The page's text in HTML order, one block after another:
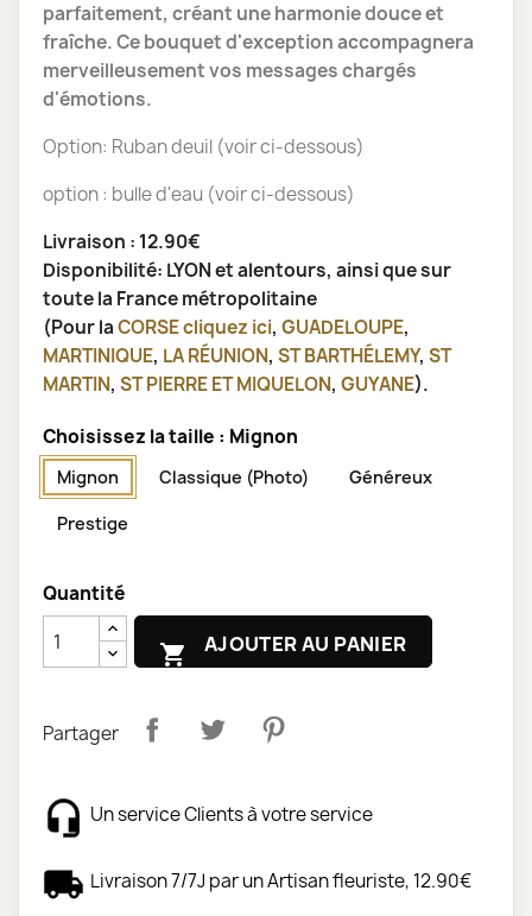
parfaitement, créant une harmonie douce et
fraîche. Ce bouquet d'exception accompagnera
merveilleusement vos messages chargés
d'émotions.
Option: Ruban deuil (voir ci-dessous)
option : bulle d'eau (voir ci-dessous)
Livraison : 12.90€
Disponibilité: LYON et alentours, ainsi que sur
toute la France métropolitaine
(Pour laCORSEcliquez ici, GUADELOUPE,
MARTINIQUE, LA RÉUNION, ST BARTHÉLEMY, ST
MARTIN, ST PIERRE ET MIQUELON, GUYANE).
Choisissez la taille : Mignon
Mignon Classique (Photo) Généreux
Prestige
Quantité
 AJOUTER AU PANIER
Partager
Un service Clients à votre service
Livraison 7/7J par un Artisan fleuriste, 12.90€